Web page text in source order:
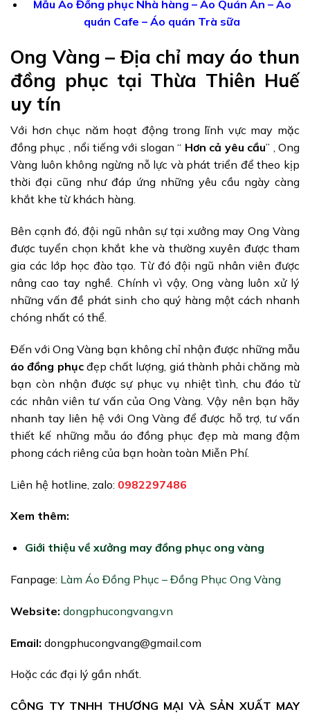
Mẫu Áo Đồng phục Nhà hàng – Áo Quán Ăn – Áo
quán Cafe – Áo quán Trà sữa
Ong Vàng – Địa chỉ may áo thun
đồng phục tại Thừa Thiên Huế
uy tín
Với hơn chục năm hoạt động trong lĩnh vực may mặc
đồng phục , nổi tiếng với slogan “ Hơn cả yêu cầu” , Ong
Vàng luôn không ngừng nỗ lực và phát triển để theo kịp
thời đại cũng như đáp ứng những yêu cầu ngày càng
khắt khe từ khách hàng.
Bên cạnh đó, đội ngũ nhân sự tại xưởng may Ong Vàng
được tuyển chọn khắt khe và thường xuyên được tham
gia các lớp học đào tạo. Từ đó đội ngũ nhân viên được
nâng cao tay nghề. Chính vì vậy, Ong vàng luôn xử lý
những vấn đề phát sinh cho quý hàng một cách nhanh
chóng nhất có thể.
Đến với Ong Vàng bạn không chỉ nhận được những mẫu
áo đồng phụcđẹp chất lượng, giá thành phải chăng mà
bạn còn nhận được sự phục vụ nhiệt tình, chu đáo từ
các nhân viên tư vấn của Ong Vàng. Vậy nên bạn hãy
nhanh tay liên hệ với Ong Vàng để được hỗ trợ, tư vấn
thiết kế những mẫu áo đồng phục đẹp mà mang đậm
phong cách riêng của bạn hoàn toàn Miễn Phí.
Liên hệ hotline, zalo: 0982297486
Xem thêm:
Giới thiệu về xưởng may đồng phục ong vàng
Fanpage: Làm Áo Đồng Phục – Đồng Phục Ong Vàng
Website: dongphucongvang.vn
Email: dongphucongvang@gmail.com
Hoặc các đại lý gần nhất.
CÔNG TY TNHH THƯƠNG MẠI VÀ SẢN XUẤT MAY